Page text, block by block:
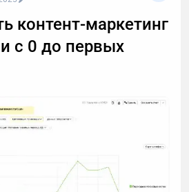
контент-маркетинг
с 0 до первых